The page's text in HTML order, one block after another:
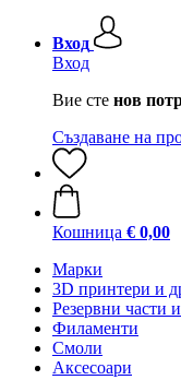
Вход
Вход
Вие сте нов
Създаване на
Кошница € 0,00
Mарки
3D принтери и
Резервни части
Филаменти
Смоли
Аксесоари